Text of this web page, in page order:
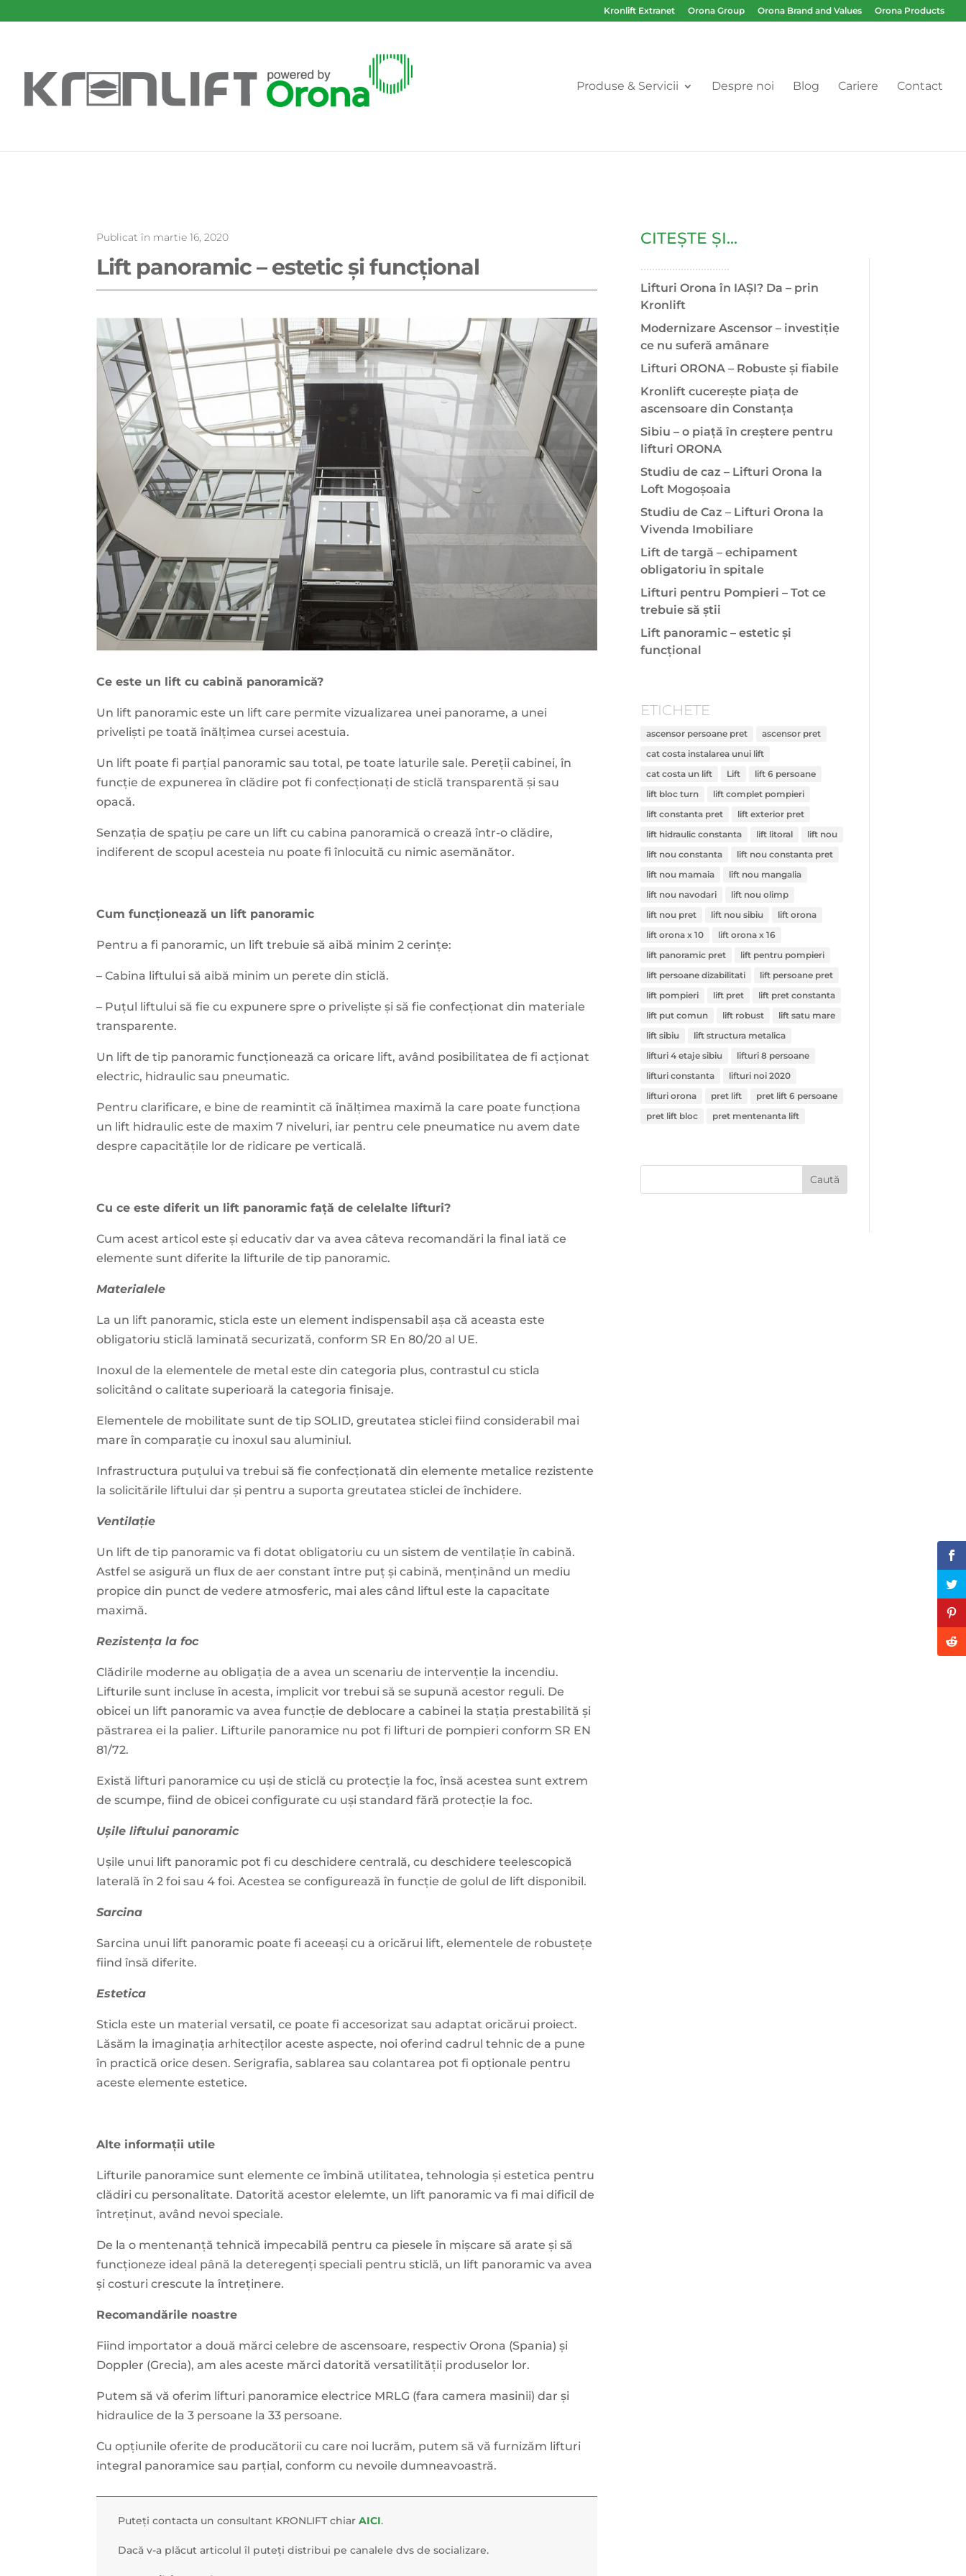
Kronlift Extranet Orona Group Orona Brand and Values Orona Products
Produse & Servicii Despre noi Blog Cariere Contact
Publicat în martie 16, 2020
Lift panoramic – estetic și funcțional
Ce este un lift cu cabină panoramică?
Un lift panoramic este un lift care permite vizualizarea unei panorame, a unei
priveliști pe toată înălțimea cursei acestuia.
Un lift poate fi parțial panoramic sau total, pe toate laturile sale. Pereții cabinei, în
funcție de expunerea în clădire pot fi confecționați de sticlă transparentă și sau
opacă.
Senzația de spațiu pe care un lift cu cabina panoramică o crează într-o clădire,
indiferent de scopul acesteia nu poate fi înlocuită cu nimic asemănător.
Cum funcționează un lift panoramic
Pentru a fi panoramic, un lift trebuie să aibă minim 2 cerințe:
– Cabina liftului să aibă minim un perete din sticlă.
– Puțul liftului să fie cu expunere spre o priveliște și să fie confecționat din materiale
transparente.
Un lift de tip panoramic funcționează ca oricare lift, având posibilitatea de fi acționat
electric, hidraulic sau pneumatic.
Pentru clarificare, e bine de reamintit că înălțimea maximă la care poate funcționa
un lift hidraulic este de maxim 7 niveluri, iar pentru cele pneumatice nu avem date
despre capacitățile lor de ridicare pe verticală.
Cu ce este diferit un lift panoramic față de celelalte lifturi?
Cum acest articol este și educativ dar va avea câteva recomandări la final iată ce
elemente sunt diferite la lifturile de tip panoramic.
Materialele
La un lift panoramic, sticla este un element indispensabil așa că aceasta este
obligatoriu sticlă laminată securizată, conform SR En 80/20 al UE.
Inoxul de la elementele de metal este din categoria plus, contrastul cu sticla
solicitând o calitate superioară la categoria finisaje.
Elementele de mobilitate sunt de tip SOLID, greutatea sticlei fiind considerabil mai
mare în comparație cu inoxul sau aluminiul.
Infrastructura puțului va trebui să fie confecționată din elemente metalice rezistente
la solicitările liftului dar și pentru a suporta greutatea sticlei de închidere.
Ventilație
Un lift de tip panoramic va fi dotat obligatoriu cu un sistem de ventilație în cabină.
Astfel se asigură un flux de aer constant între puț și cabină, menținând un mediu
propice din punct de vedere atmosferic, mai ales când liftul este la capacitate
maximă.
Rezistența la foc
Clădirile moderne au obligația de a avea un scenariu de intervenție la incendiu.
Lifturile sunt incluse în acesta, implicit vor trebui să se supună acestor reguli. De
obicei un lift panoramic va avea funcție de deblocare a cabinei la stația prestabilită și
păstrarea ei la palier. Lifturile panoramice nu pot fi lifturi de pompieri conform SR EN
81/72.
Există lifturi panoramice cu uși de sticlă cu protecție la foc, însă acestea sunt extrem
de scumpe, fiind de obicei configurate cu uși standard fără protecție la foc.
Ușile liftului panoramic
Ușile unui lift panoramic pot fi cu deschidere centrală, cu deschidere teelescopică
laterală în 2 foi sau 4 foi. Acestea se configurează în funcție de golul de lift disponibil.
Sarcina
Sarcina unui lift panoramic poate fi aceeași cu a oricărui lift, elementele de robustețe
fiind însă diferite.
Estetica
Sticla este un material versatil, ce poate fi accesorizat sau adaptat oricărui proiect.
Lăsăm la imaginația arhitecților aceste aspecte, noi oferind cadrul tehnic de a pune
în practică orice desen. Serigrafia, sablarea sau colantarea pot fi opționale pentru
aceste elemente estetice.
Alte informații utile
Lifturile panoramice sunt elemente ce îmbină utilitatea, tehnologia și estetica pentru
clădiri cu personalitate. Datorită acestor elelemte, un lift panoramic va fi mai dificil de
întreținut, având nevoi speciale.
De la o mentenanță tehnică impecabilă pentru ca piesele în mișcare să arate și să
funcționeze ideal până la deteregenți speciali pentru sticlă, un lift panoramic va avea
și costuri crescute la întreținere.
Recomandările noastre
Fiind importator a două mărci celebre de ascensoare, respectiv Orona (Spania) și
Doppler (Grecia), am ales aceste mărci datorită versatilității produselor lor.
Putem să vă oferim lifturi panoramice electrice MRLG (fara camera masinii) dar și
hidraulice de la 3 persoane la 33 persoane.
Cu opțiunile oferite de producătorii cu care noi lucrăm, putem să vă furnizăm lifturi
integral panoramice sau parțial, conform cu nevoile dumneavoastră.
Puteți contacta un consultant KRONLIFT chiarAICI.
Dacă v-a plăcut articolul îl puteți distribui pe canalele dvs de socializare.
CITEȘTE ȘI...
………………………….
Lifturi Orona în IAȘI? Da – prin
Kronlift
Modernizare Ascensor – investiție
ce nu suferă amânare
Lifturi ORONA – Robuste și fiabile
Kronlift cucerește piața de
ascensoare din Constanța
Sibiu – o piață în creștere pentru
lifturi ORONA
Studiu de caz – Lifturi Orona la
Loft Mogoșoaia
Studiu de Caz – Lifturi Orona la
Vivenda Imobiliare
Lift de targă – echipament
obligatoriu în spitale
Lifturi pentru Pompieri – Tot ce
trebuie să știi
Lift panoramic – estetic și
funcțional
ETICHETE
ascensor persoane pret
ascensor pret
cat costa instalarea unui lift
cat costa un lift
Lift
lift 6 persoane
lift bloc turn
lift complet pompieri
lift constanta pret
lift exterior pret
lift hidraulic constanta
lift litoral
lift nou
lift nou constanta
lift nou constanta pret
lift nou mamaia
lift nou mangalia
lift nou navodari
lift nou olimp
lift nou pret
lift nou sibiu
lift orona
lift orona x 10
lift orona x 16
lift panoramic pret
lift pentru pompieri
lift persoane dizabilitati
lift persoane pret
lift pompieri
lift pret
lift pret constanta
lift put comun
lift robust
lift satu mare
lift sibiu
lift structura metalica
lifturi 4 etaje sibiu
lifturi 8 persoane
lifturi constanta
lifturi noi 2020
lifturi orona
pret lift
pret lift 6 persoane
pret lift bloc
pret mentenanta lift